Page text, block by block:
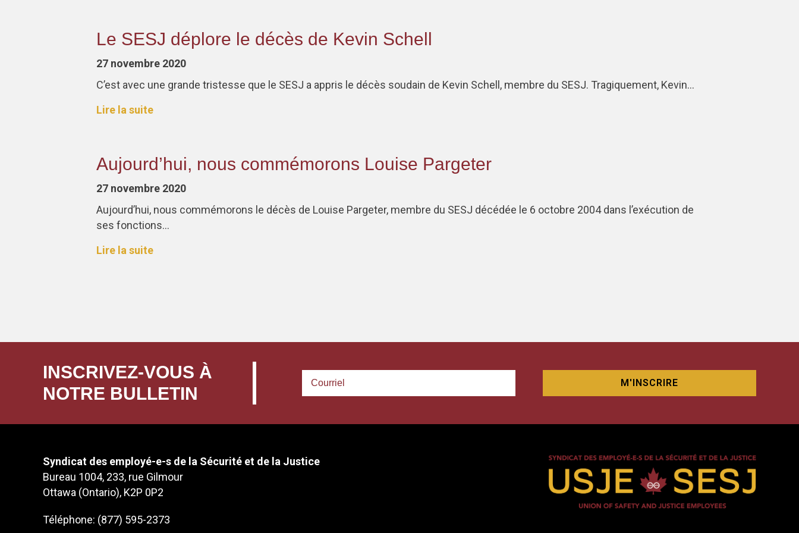
​Le SESJ déplore le décès de Kevin Schell
27 novembre 2020
C’est avec une grande tristesse que le SESJ a appris le décès soudain de Kevin Schell, membre du SESJ. Tragiquement, Kevin…
Lire la suite
Aujourd’hui, nous commémorons Louise Pargeter
27 novembre 2020
Aujourd’hui, nous commémorons le décès de Louise Pargeter, membre du SESJ décédée le 6 octobre 2004 dans l’exécution de
ses fonctions…
Lire la suite
INSCRIVEZ-VOUS À
NOTRE BULLETIN
Syndicat des employé-e-s de la Sécurité et de la Justice
Bureau 1004, 233, rue Gilmour
Ottawa (Ontario), K2P 0P2
Téléphone: (877) 595-2373